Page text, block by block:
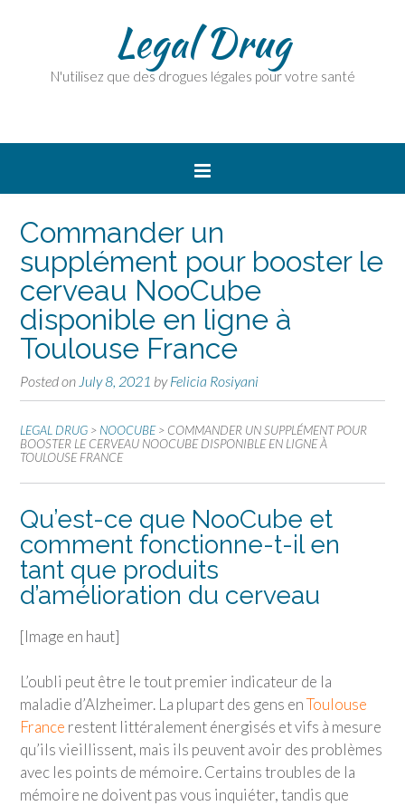
Legal Drug
N'utilisez que des drogues légales pour votre santé
Commander un
supplément pour booster le
cerveau NooCube
disponible en ligne à
Toulouse France
Posted on July 8, 2021 byFelicia Rosiyani
LEGAL DRUG > NOOCUBE > COMMANDER UN SUPPLÉMENT POUR
BOOSTER LE CERVEAU NOOCUBE DISPONIBLE EN LIGNE À
TOULOUSE FRANCE
Qu’est-ce que NooCube et
comment fonctionne-t-il en
tant que produits
d’amélioration du cerveau
[Image en haut]
L’oubli peut être le tout premier indicateur de la
maladie d’Alzheimer. La plupart des gens enToulouse
France restent littéralement énergisés et vifs à mesure
qu’ils vieillissent, mais ils peuvent avoir des problèmes
avec les points de mémoire. Certains troubles de la
mémoire ne doivent pas vous inquiéter, tandis que